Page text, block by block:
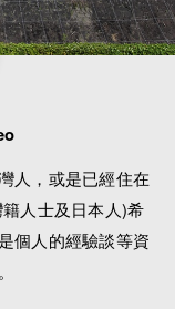
人，或是已經住在
人士及日本人)希
個人的經驗談等資